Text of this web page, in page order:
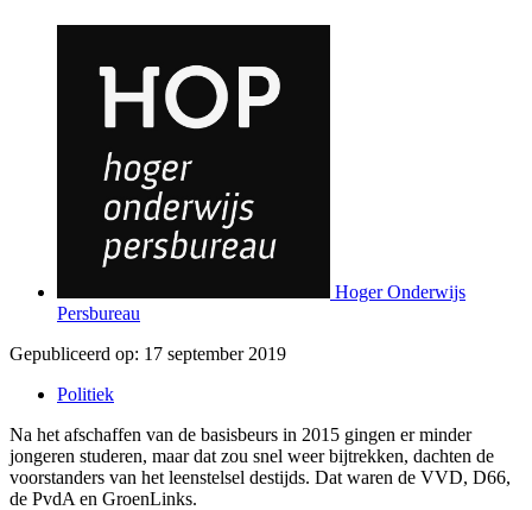
Hoger Onderwijs
Persbureau
Gepubliceerd op: 17 september 2019
Politiek
Na het afschaffen van de basisbeurs in 2015 gingen er minder
jongeren studeren, maar dat zou snel weer bijtrekken, dachten de
voorstanders van het leenstelsel destijds. Dat waren de VVD, D66,
de PvdA en GroenLinks.